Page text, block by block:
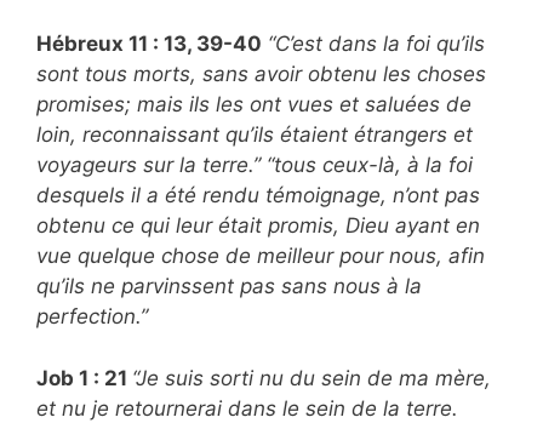
Hébreux 11 : 13, 39-40 “C’est dans la foi qu’ils
sont tous morts, sans avoir obtenu les choses
promises; mais ils les ont vues et saluées de
loin, reconnaissant qu’ils étaient étrangers et
voyageurs sur la terre.” “tous ceux-là, à la foi
desquels il a été rendu témoignage, n’ont pas
obtenu ce qui leur était promis, Dieu ayant en
vue quelque chose de meilleur pour nous, afin
qu’ils ne parvinssent pas sans nous à la
perfection.”
Job 1 : 21 “Je suis sorti nu du sein de ma mère,
et nu je retournerai dans le sein de la terre.